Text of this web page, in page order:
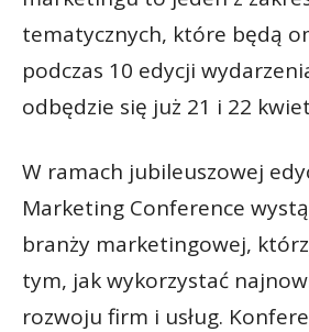
tematycznych, które będą
podczas 10 edycji
odbędzie się już 21 i 22
W ramach jubileuszowej
Marketing Conference
branży marketingowej,
tym, jak wykorzystać
rozwoju firm i usług.